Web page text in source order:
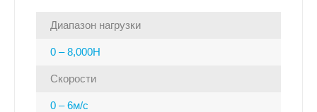
Диапазон нагрузки
0 – 8,000Н
Скорости
0 – 6м/с